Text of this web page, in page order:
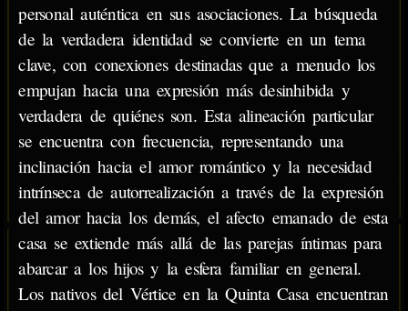
personal auténtica en sus asociaciones. La búsqueda
de la verdadera identidad se convierte en un tema
clave, con conexiones destinadas que a menudo los
empujan hacia una expresión más desinhibida y
verdadera de quiénes son. Esta alineación particular
se encuentra con frecuencia, representando una
inclinación hacia el amor romántico y la necesidad
intrínseca de autorrealización a través de la expresión
del amor hacia los demás, el afecto emanado de esta
casa se extiende más allá de las parejas íntimas para
abarcar a los hijos y la esfera familiar en general.
Los nativos del Vértice en la Quinta Casa encuentran